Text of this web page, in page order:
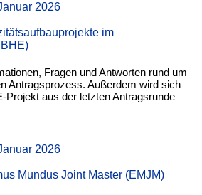
2026
im
Fragen und Antworten rund um
Antragsprozess. Außerdem wird sich
Projekt aus der letzten Antragsrunde
2026
Mundus Joint Master (EMJM)